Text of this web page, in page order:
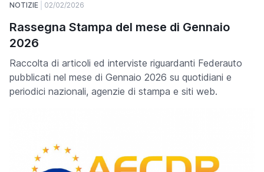
NOTIZIE 02/02/2026
Rassegna Stampa del mese di Gennaio
2026
Raccolta di articoli ed interviste riguardanti Federauto
pubblicati nel mese di Gennaio 2026 su quotidiani e
periodici nazionali, agenzie di stampa e siti web.